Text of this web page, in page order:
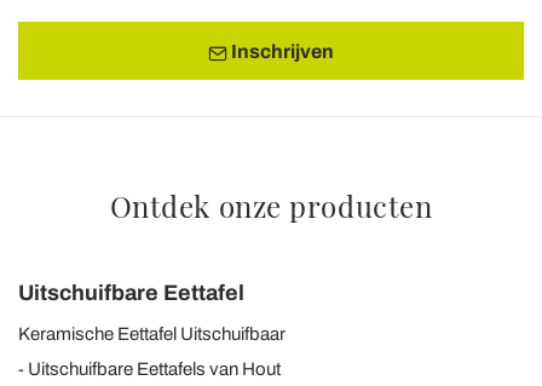
Inschrijven
Ontdek onze producten
Uitschuifbare Eettafel
Keramische Eettafel Uitschuifbaar
Uitschuifbare Eettafels van Hout